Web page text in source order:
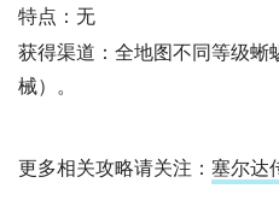
特点：无
获得渠道：全地图不同等级
械）。
更多相关攻略请关注： 塞尔达